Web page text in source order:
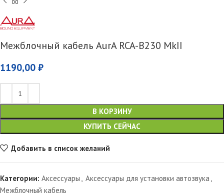
Межблочный кабель AurA RCA-B230 MkII
1190,00 ₽
В КОРЗИНУ
КУПИТЬ СЕЙЧАС
Добавить в список желаний
Категории: Аксессуары , Аксессуары для установки автозвука ,
Межблочный кабель